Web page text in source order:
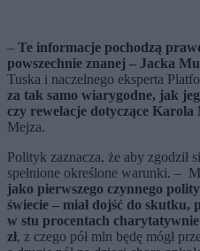
– Te informacje pochodzą
powszechnie znanej – Jacka
Tuska i naczelnego eksperta
za tak samo wiarygodne, jak
czy rewelacje dotyczące Karola
Mejza.
Polityk zaznacza, że aby zgodził
spełnione określone warunki. –
jako pierwszego czynnego
świecie – miał dojść do
w stu procentach charytatywnie
zł, z czego pół mln będę mógł